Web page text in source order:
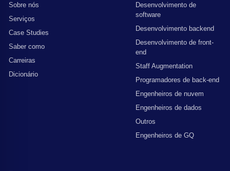
Sobre nós
Serviços
Case Studies
Saber como
Carreiras
Dicionário
Desenvolvimento de
software
Desenvolvimento backend
Desenvolvimento de front-
end
Staff Augmentation
Programadores de back-end
Engenheiros de nuvem
Engenheiros de dados
Outros
Engenheiros de GQ